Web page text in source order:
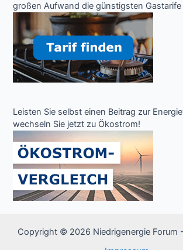
großen Aufwand die günstigsten
Leisten Sie selbst einen Beitrag zur
wechseln Sie jetzt zu Ökostrom!
Copyright © 2026 Niedrigenergie Forum